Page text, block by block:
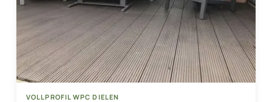
VOLLPROFIL WPC DIELEN